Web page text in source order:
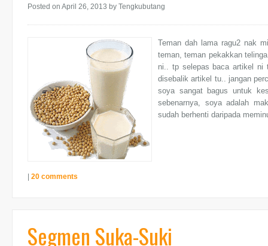
Posted on April 26, 2013 by Tengkubutang
Teman dah lama ragu2 nak
teman, teman pekakkan
ni.. tp selepas baca artikel ni
disebalik artikel tu.. jangan
soya sangat bagus untuk
sebenarnya, soya adalah
sudah berhenti daripada
| 20 comments
Segmen Suka-Suki